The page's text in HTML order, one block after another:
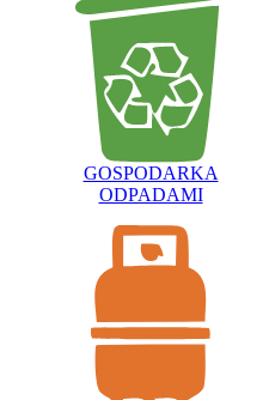
GOSPODARKA
ODPADAMI